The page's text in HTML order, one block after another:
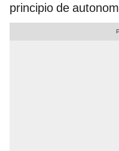
principio de